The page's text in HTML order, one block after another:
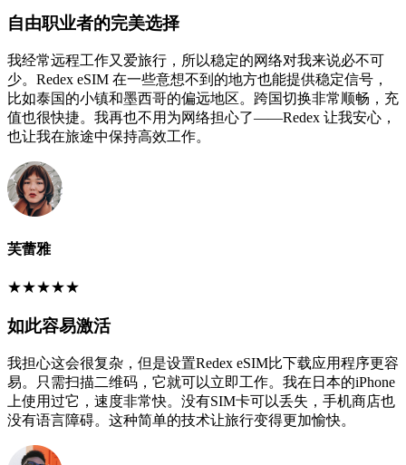
自由职业者的完美选择
我经常远程工作又爱旅行，所以稳定的网络对我来说必不可
少。Redex eSIM 在一些意想不到的地方也能提供稳定信号，
比如泰国的小镇和墨西哥的偏远地区。跨国切换非常顺畅，充
值也很快捷。我再也不用为网络担心了——Redex 让我安心，
也让我在旅途中保持高效工作。
芙蕾雅
★★★★★
如此容易激活
我担心这会很复杂，但是设置Redex eSIM比下载应用程序更容
易。只需扫描二维码，它就可以立即工作。我在日本的iPhone
上使用过它，速度非常快。没有SIM卡可以丢失，手机商店也
没有语言障碍。这种简单的技术让旅行变得更加愉快。